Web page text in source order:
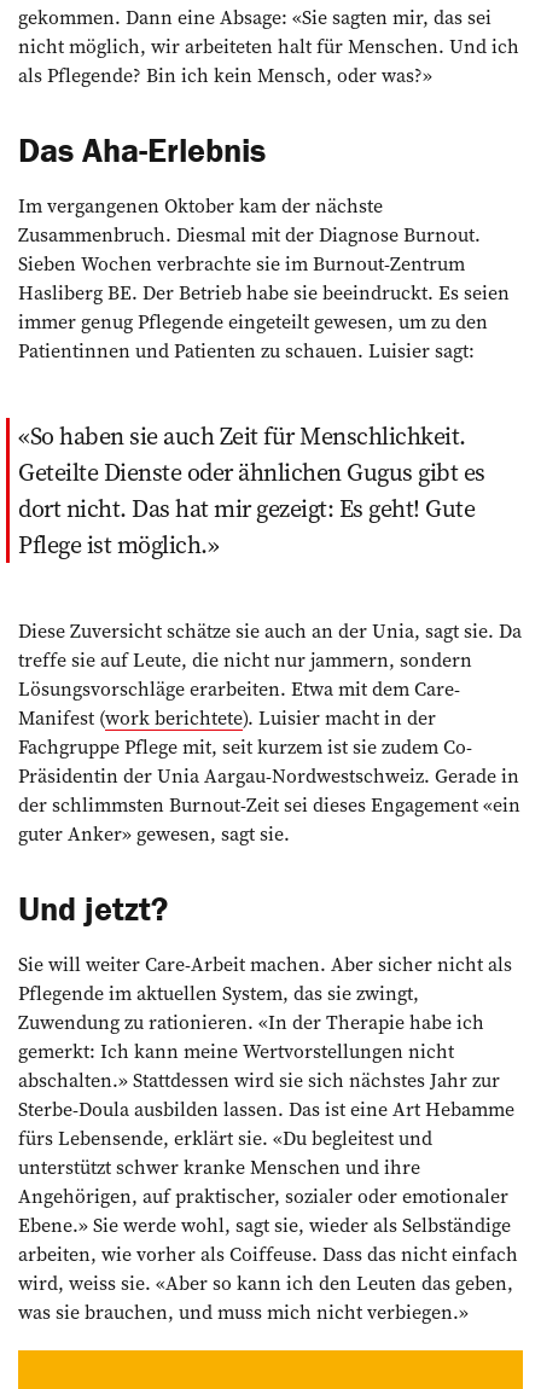
gekommen. Dann eine Absage: «Sie sagten mir, das sei
nicht möglich, wir arbeiteten halt für Menschen. Und ich
als Pflegende? Bin ich kein Mensch, oder was?»
Das Aha-Erlebnis
Im vergangenen Oktober kam der nächste
Zusammenbruch. Diesmal mit der Diagnose Burnout.
Sieben Wochen verbrachte sie im Burnout-Zentrum
Hasliberg BE. Der Betrieb habe sie beeindruckt. Es seien
immer genug Pflegende eingeteilt gewesen, um zu den
Patientinnen und Patienten zu schauen. Luisier sagt:
So haben sie auch Zeit für Menschlichkeit.
Geteilte Dienste oder ähnlichen Gugus gibt es
dort nicht. Das hat mir gezeigt: Es geht! Gute
Pflege ist möglich.
Diese Zuversicht schätze sie auch an der Unia, sagt sie. Da
treffe sie auf Leute, die nicht nur jammern, sondern
Lösungsvorschläge erarbeiten. Etwa mit dem Care-
Manifest (work berichtete). Luisier macht in der
Fachgruppe Pflege mit, seit kurzem ist sie zudem Co-
Präsidentin der Unia Aargau-Nordwestschweiz. Gerade in
der schlimmsten Burnout-Zeit sei dieses Engagement «ein
guter Anker» gewesen, sagt sie.
Und jetzt?
Sie will weiter Care-Arbeit machen. Aber sicher nicht als
Pflegende im aktuellen System, das sie zwingt,
Zuwendung zu rationieren. «In der Therapie habe ich
gemerkt: Ich kann meine Wertvorstellungen nicht
abschalten.» Stattdessen wird sie sich nächstes Jahr zur
Sterbe-Doula ausbilden lassen. Das ist eine Art Hebamme
fürs Lebensende, erklärt sie. «Du begleitest und
unterstützt schwer kranke Menschen und ihre
Angehörigen, auf praktischer, sozialer oder emotionaler
Ebene.» Sie werde wohl, sagt sie, wieder als Selbständige
arbeiten, wie vorher als Coiffeuse. Dass das nicht einfach
wird, weiss sie. «Aber so kann ich den Leuten das geben,
was sie brauchen, und muss mich nicht verbiegen.»